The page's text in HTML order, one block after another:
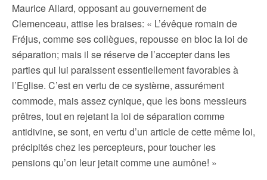
Maurice Allard, opposant au gouvernement de
Clemenceau, attise les braises: « L’évêque romain de
Fréjus, comme ses collègues, repousse en bloc la loi de
séparation; mais il se réserve de l’accepter dans les
parties qui lui paraissent essentiellement favorables à
l’Eglise. C’est en vertu de ce système, assurément
commode, mais assez cynique, que les bons messieurs
prêtres, tout en rejetant la loi de séparation comme
antidivine, se sont, en vertu d’un article de cette même loi,
précipités chez les percepteurs, pour toucher les
pensions qu’on leur jetait comme une aumône! »